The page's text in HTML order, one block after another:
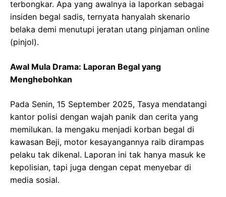
terbongkar. Apa yang awalnya ia laporkan sebagai
insiden begal sadis, ternyata hanyalah skenario
belaka demi menutupi jeratan utang pinjaman online
(pinjol).
Awal Mula Drama: Laporan Begal yang
Menghebohkan
Pada Senin, 15 September 2025, Tasya mendatangi
kantor polisi dengan wajah panik dan cerita yang
memilukan. Ia mengaku menjadi korban begal di
kawasan Beji, motor kesayangannya raib dirampas
pelaku tak dikenal. Laporan ini tak hanya masuk ke
kepolisian, tapi juga dengan cepat menyebar di
media sosial.